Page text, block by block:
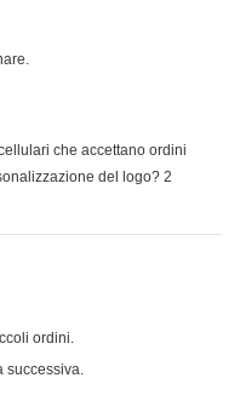
ordini.
successiva.